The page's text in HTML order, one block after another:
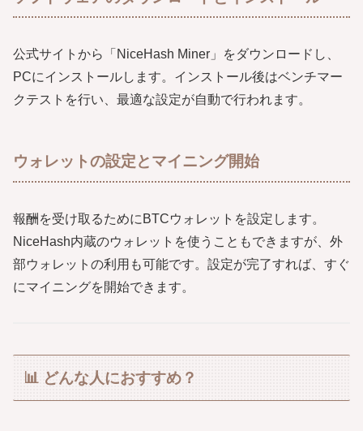
公式サイトから「NiceHash Miner」をダウンロードし、
PCにインストールします。インストール後はベンチマー
クテストを行い、最適な設定が自動で行われます。
ウォレットの設定とマイニング開始
報酬を受け取るためにBTCウォレットを設定します。
NiceHash内蔵のウォレットを使うこともできますが、外
部ウォレットの利用も可能です。設定が完了すれば、すぐ
にマイニングを開始できます。
📊 どんな人におすすめ？